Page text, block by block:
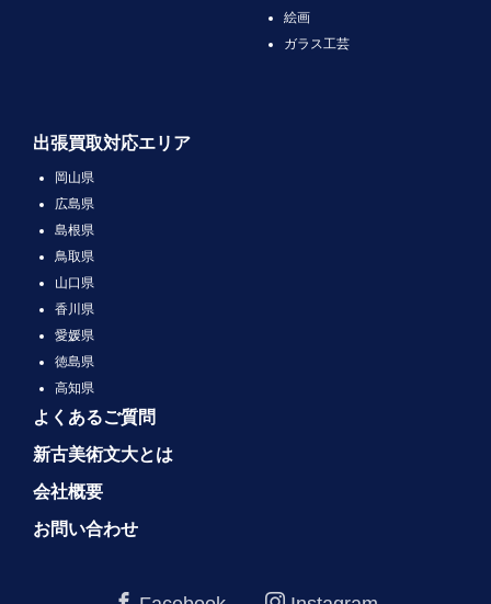
絵画
ガラス工芸
出張買取対応エリア
岡山県
広島県
島根県
鳥取県
山口県
香川県
愛媛県
徳島県
高知県
よくあるご質問
新古美術文大とは
会社概要
お問い合わせ